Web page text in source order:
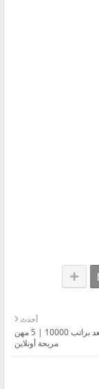
أحدث
وظائف عن بعد براتب 10000 | 5 مهن
مربحة أونلاين